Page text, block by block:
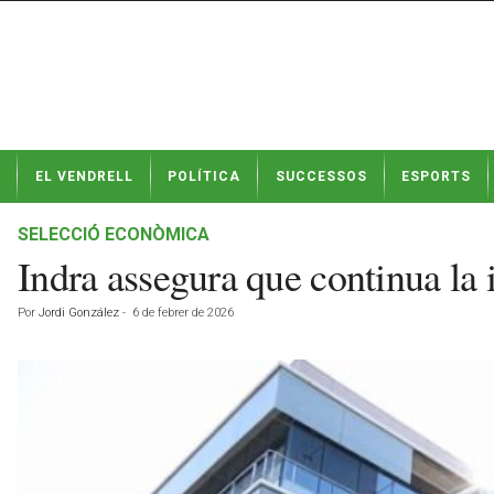
t
EL VENDRELL POLÍTICA SUCCESSOS ESPORTS
SELECCIÓ ECONÒMICA
Indra assegura que continua
Por Jordi González - 6 de febrer de 2026